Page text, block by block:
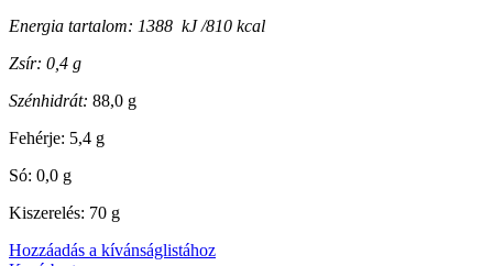
Energia tartalom: 1388 kJ /810 kcal
Zsír: 0,4 g
Szénhidrát: 88,0 g
Fehérje: 5,4 g
Só: 0,0 g
Kiszerelés: 70 g
Hozzáadás a kívánságlistához